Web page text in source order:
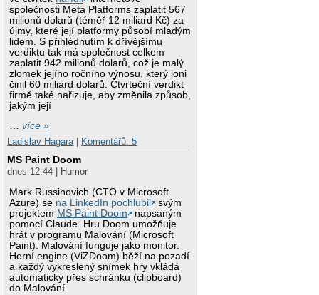
společnosti Meta Platforms zaplatit 567
milionů dolarů (téměř 12 miliard Kč) za
újmy, které její platformy působí mladým
lidem. S přihlédnutím k dřívějšímu
verdiktu tak má společnost celkem
zaplatit 942 milionů dolarů, což je malý
zlomek jejího ročního výnosu, který loni
činil 60 miliard dolarů. Čtvrteční verdikt
firmě také nařizuje, aby změnila způsob,
jakým její
…více »
Ladislav Hagara
Komentářů: 5
MS Paint Doom
dnes 12:44 | Humor
Mark Russinovich (CTO v Microsoft
Azure) se na LinkedIn pochlubil
svým
projektem MS Paint Doom
napsaným
pomocí Claude. Hru Doom umožňuje
hrát v programu Malování (Microsoft
Paint). Malování funguje jako monitor.
Herní engine (ViZDoom) běží na pozadí
a každý vykreslený snímek hry vkládá
automaticky přes schránku (clipboard)
do Malování.